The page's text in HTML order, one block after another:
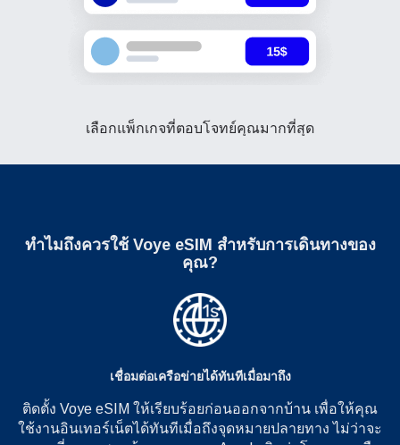
เลือกแพ็กเกจที่ตอบโจทย์คุณมากที่สุด
ทำไมถึงควรใช้ Voye eSIM สำหรับการเดินทางของ
คุณ?
เชื่อมต่อเครือข่ายได้ทันทีเมื่อมาถึง
ติดตั้ง Voye eSIM ให้เรียบร้อยก่อนออกจากบ้าน เพื่อให้คุณ
ใช้งานอินเทอร์เน็ตได้ทันทีเมื่อถึงจุดหมายปลายทาง ไม่ว่าจะ